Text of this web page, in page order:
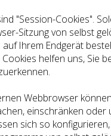
"Session-Cookies".
Sitzung von selbst
Ihrem Endgerät
helfen uns, Sie
Webbrowser
einschränken oder
sich so